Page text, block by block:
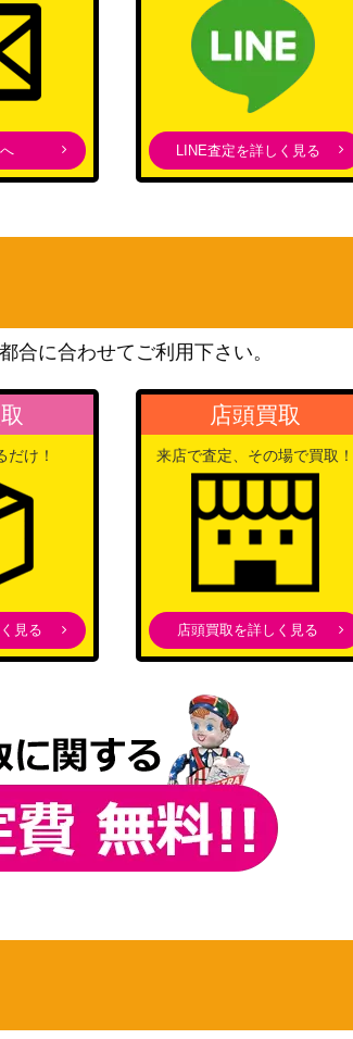
ブシロード
（アイドルマスター シンデ
Twinkle!）
5,000
（ホロライブプロダクショ
ン）
40,000
（小林さんちのメイドラゴ
3,500
（ラブライブ！スクールア
イドルフェスティバル2）
1,800
ブシロード
（るろうに剣心 －明治剣客
浪漫譚－）
（アイドルマスター シンデ
レラガールズ Next
Twinkle!）
（あやかしトライアング
ブシロード
（ジョジョの奇妙な冒険 ス
ターダストクルセイダー
ス）
ブシロード
12,000
LINE査定を詳しく見る
合に合わせてご利用下さい。
だけ！
見る
店頭買取
来店で査定、その場で買取！
店頭買取を詳しく見る